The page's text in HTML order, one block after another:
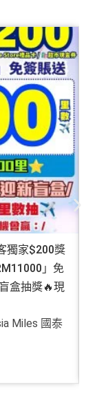
獨家$200獎
」免
盒抽獎🔥現
Miles 國泰